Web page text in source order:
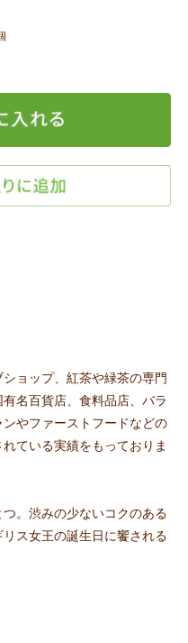
ョップ、紅茶や緑茶の専門
名百貨店、食料品店、バラ
やファーストフードなどの
ている実績をもっておりま
。渋みの少ないコクのある
ス女王の誕生日に饗される